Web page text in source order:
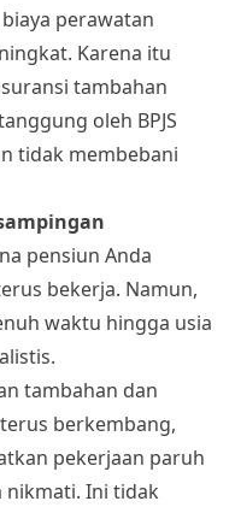
perawatan
Karena itu
tambahan
oleh BPJS
tidak membebani
pensiun Anda
bekerja. Namun,
waktu hingga usia
tambahan dan
berkembang,
pekerjaan paruh
nikmati. Ini tidak